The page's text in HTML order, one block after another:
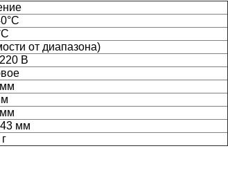
от диапазона)
В
мм